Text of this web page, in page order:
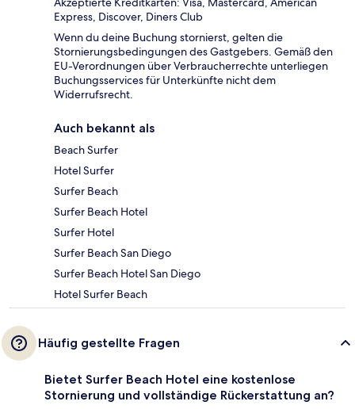
Express, Discover, Diners Club
Wenn du deine Buchung stornierst, gelten die
Stornierungsbedingungen des Gastgebers. Gemäß den
EU-Verordnungen über Verbraucherrechte unterliegen
Buchungsservices für Unterkünfte nicht dem
Widerrufsrecht.
Auch bekannt als
Beach Surfer
Hotel Surfer
Surfer Beach
Surfer Beach Hotel
Surfer Hotel
Surfer Beach San Diego
Surfer Beach Hotel San Diego
Hotel Surfer Beach
Häufig gestellte Fragen
Bietet Surfer Beach Hotel eine kostenlose
Stornierung und vollständige Rückerstattung an?